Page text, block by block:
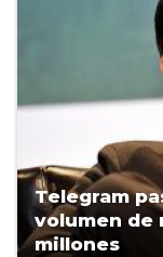
Telegram
volumen de
millones